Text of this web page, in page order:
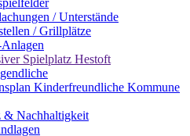
/ Unterstände
/ Grillplätze
Anlagen
Spielplatz Hestoft
Kinderfreundliche Kommune
& Nachhaltigkeit